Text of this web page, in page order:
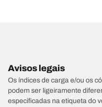
Avisos legais
Os índices de carga e/ou os
podem ser ligeiramente
especificadas na etiqueta do